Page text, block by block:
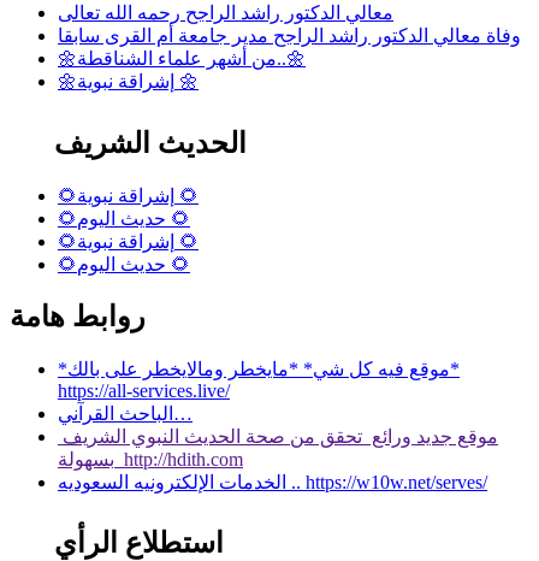
معالي الدكتور راشد الراجح رحمه الله تعالى
وفاة معالي الدكتور راشد الراجح مدير جامعة أم القرى سابقا
🌼من أشهر علماء الشناقطة..🌼
🌼إشراقة نبوية 🌼
الحديث الشريف
🌻إشراقة نبوية 🌻
🌻حديث اليوم 🌻
🌻إشراقة نبوية 🌻
🌻حديث اليوم 🌻
روابط هامة
*موقع فيه كل شي* *مايخطر ومالايخطر على بالك*
https://all-services.live/
الباحث القرآني…
موقع جديد ورائع تحقق من صحة الحديث النبوي الشريف
بسهولة http://hdith.com
الخدمات الإلكترونيه السعوديه .. https://w10w.net/serves/
استطلاع الرأي